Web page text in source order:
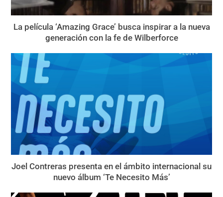
La película ‘Amazing Grace’ busca inspirar a la nueva
generación con la fe de Wilberforce
Joel Contreras presenta en el ámbito internacional su
nuevo álbum ‘Te Necesito Más’